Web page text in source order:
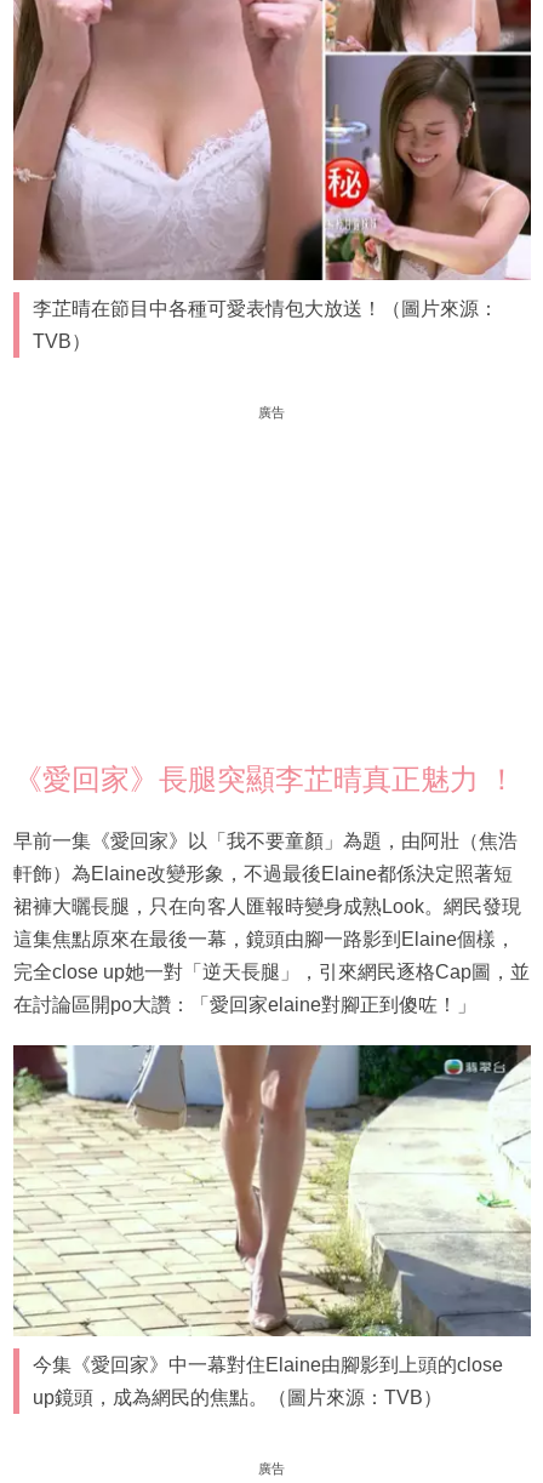
李芷晴在節目中各種可愛表情包大放送！（圖片來源：
TVB）
廣告
《愛回家》長腿突顯李芷晴真正魅力 ！
早前一集《愛回家》以「我不要童顏」為題，由阿壯（焦浩
軒飾）為Elaine改變形象，不過最後Elaine都係決定照著短
裙褲大曬長腿，只在向客人匯報時變身成熟Look。網民發現
這集焦點原來在最後一幕，鏡頭由腳一路影到Elaine個樣，
完全close up她一對「逆天長腿」，引來網民逐格Cap圖，並
在討論區開po大讚：「愛回家elaine對腳正到傻咗！」
今集《愛回家》中一幕對住Elaine由腳影到上頭的close
up鏡頭，成為網民的焦點。（圖片來源：TVB）
廣告